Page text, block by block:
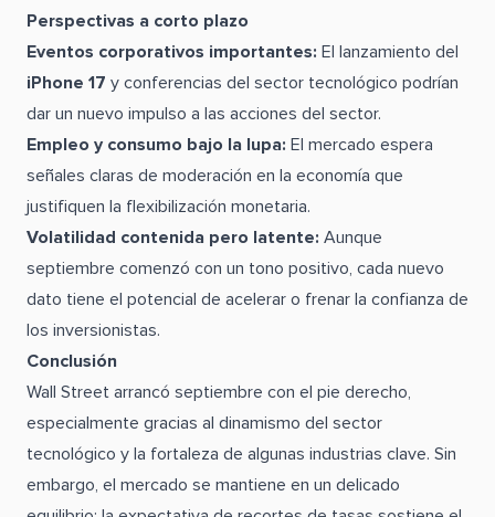
Perspectivas a corto plazo
Eventos corporativos importantes: El lanzamiento del
iPhone 17 y conferencias del sector tecnológico podrían
dar un nuevo impulso a las acciones del sector.
Empleo y consumo bajo la lupa: El mercado espera
señales claras de moderación en la economía que
justifiquen la flexibilización monetaria.
Volatilidad contenida pero latente: Aunque
septiembre comenzó con un tono positivo, cada nuevo
dato tiene el potencial de acelerar o frenar la confianza de
los inversionistas.
Conclusión
Wall Street arrancó septiembre con el pie derecho,
especialmente gracias al dinamismo del sector
tecnológico y la fortaleza de algunas industrias clave. Sin
embargo, el mercado se mantiene en un delicado